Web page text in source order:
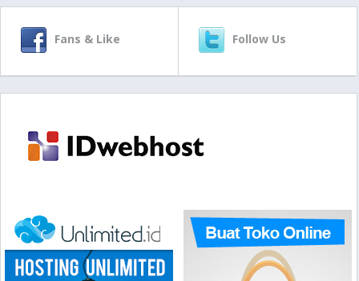
Fans & Like Follow Us